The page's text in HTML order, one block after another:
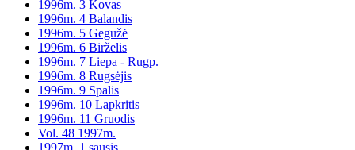
1996m. 3 Kovas
1996m. 4 Balandis
1996m. 5 Gegužė
1996m. 6 Birželis
1996m. 7 Liepa - Rugp.
1996m. 8 Rugsėjis
1996m. 9 Spalis
1996m. 10 Lapkritis
1996m. 11 Gruodis
Vol. 48 1997m.
1997m. 1 sausis